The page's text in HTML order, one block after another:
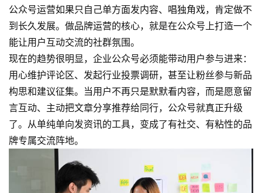
序
开
发
微
信
开
发
A
公众号运营如果只自己单方面发内容、唱独角戏，肯定做不
到长久发展。做品牌运营的核心，就是在公众号上打造一个
能让用户互动交流的社群氛围。
现在的趋势很明显，企业公众号必须能带动用户参与进来：
用心维护评论区、发起行业投票调研，甚至让粉丝参与新品
构思和建议征集。 当用户不再只是默默看内容，而是愿意留
言互动、主动把文章分享推荐给同行，公众号就真正升级
了。从单纯单向发资讯的工具，变成了有社交、有粘性的品
牌专属交流阵地。